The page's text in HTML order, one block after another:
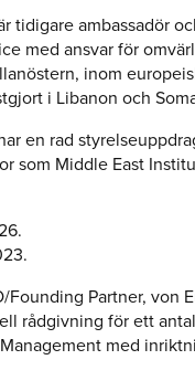
tidigare ambassadör
med ansvar för
inom
i Libanon och
en rad
som Middle East
Founding Partner, von
rådgivning för ett
med